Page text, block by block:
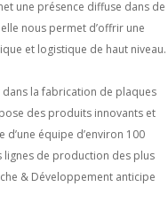
une présence diffuse dans de
nous permet d’offrir une
et logistique de haut niveau.
la fabrication de plaques
des produits innovants et
équipe d’environ 100
lignes de production des plus
& Développement anticipe